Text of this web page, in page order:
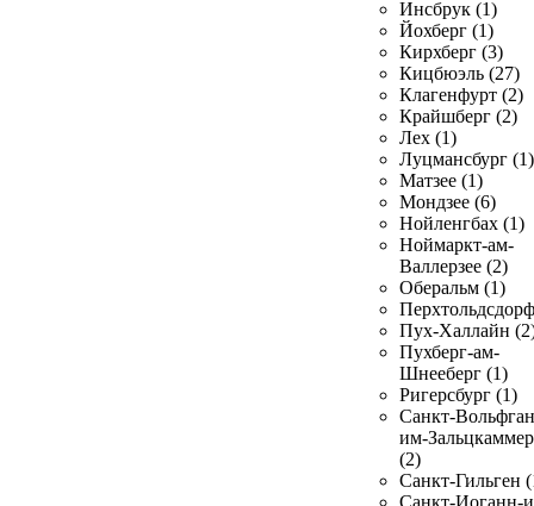
Инсбрук (1)
Йохберг (1)
Кирхберг (3)
Кицбюэль (27)
Клагенфурт (2)
Крайшберг (2)
Лех (1)
Луцмансбург (1)
Матзее (1)
Мондзее (6)
Нойленгбах (1)
Ноймаркт-ам-
Валлерзее (2)
Оберальм (1)
Пух-Халлайн
Пухберг-ам-
Шнееберг (1)
Ригерсбург (1)
Санкт-
им-
(2)
Санкт-Гильген
Санкт-Иоганн-